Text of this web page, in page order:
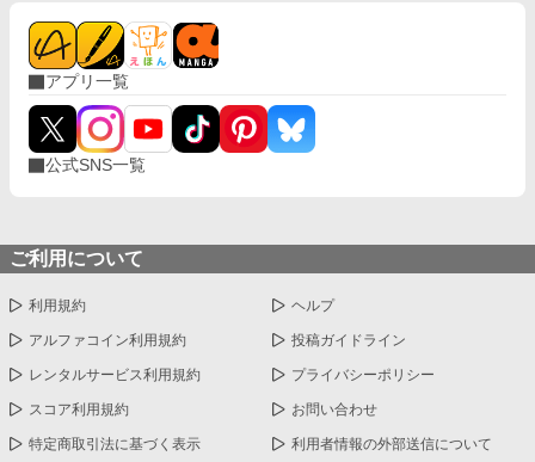
アプリ一覧
公式SNS一覧
ご利用について
利用規約 ヘルプ
アルファコイン利用規約 投稿ガイドライン
レンタルサービス利用規約 プライバシーポリシー
スコア利用規約 お問い合わせ
特定商取引法に基づく表示 利用者情報の外部送信について